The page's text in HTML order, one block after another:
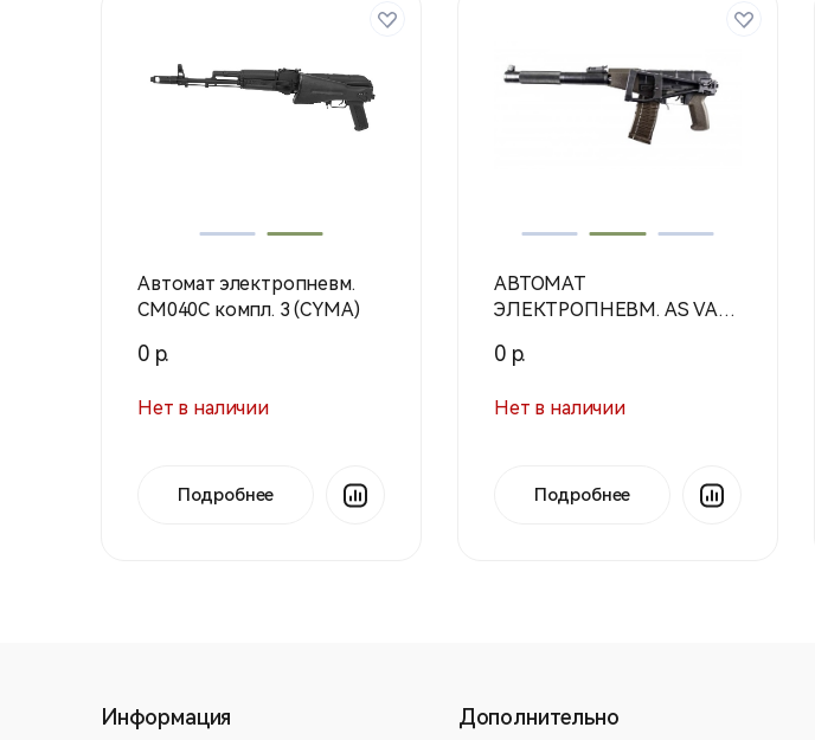
Автомат электропневм.
СМ040С компл. 3 (CYMA)
0 р.
Нет в наличии
Подробнее
АВТОМАТ
ЭЛЕКТРОПНЕВМ. AS VAL
0 р.
Нет в наличии
Подробнее
Информация Дополнительно